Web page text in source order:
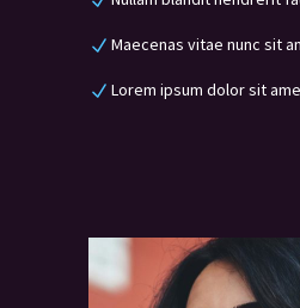
Maecenas vitae nunc sit
Lorem ipsum dolor sit